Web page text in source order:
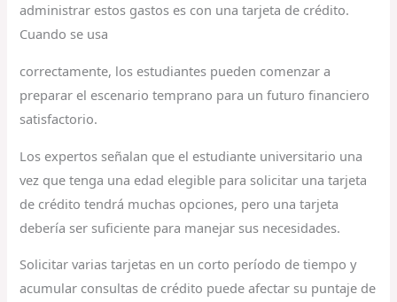
administrar estos gastos es con una tarjeta de crédito.
Cuando se usa
correctamente, los estudiantes pueden comenzar a
preparar el escenario temprano para un futuro financiero
satisfactorio.
Los expertos señalan que el estudiante universitario una
vez que tenga una edad elegible para solicitar una tarjeta
de crédito tendrá muchas opciones, pero una tarjeta
debería ser suficiente para manejar sus necesidades.
Solicitar varias tarjetas en un corto período de tiempo y
acumular consultas de crédito puede afectar su puntaje de